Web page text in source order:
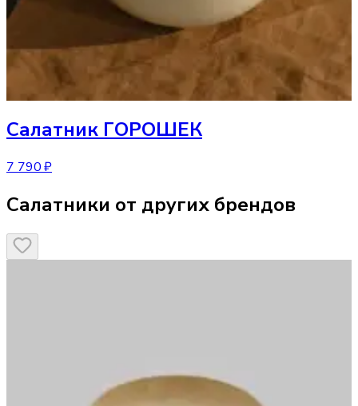
Салатник ГОРОШЕК
7 790 ₽
Салатники от других брендов